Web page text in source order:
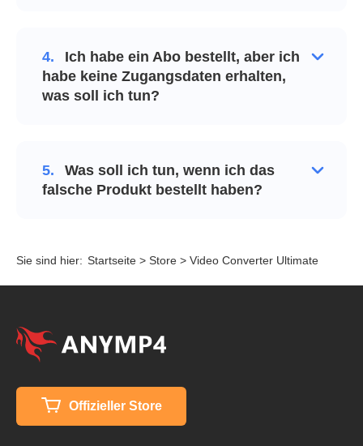
4.
Ich habe ein Abo bestellt, aber ich
habe keine Zugangsdaten erhalten,
was soll ich tun?
5.
Was soll ich tun, wenn ich das
falsche Produkt bestellt haben?
Sie sind hier: Startseite > Store > Video Converter Ultimate
Offizieller Store